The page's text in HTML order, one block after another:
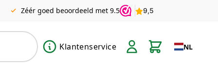
Zéér goed beoordeeld met 9.5
Klantenservice NL